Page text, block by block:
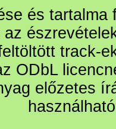
és
az
track-
ODbL
előzetes